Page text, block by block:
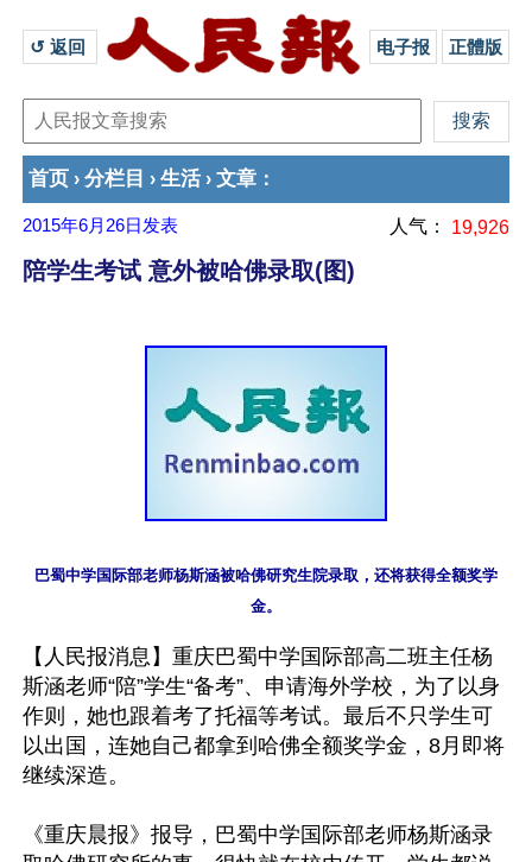
↺ 返回 电子报 正體版
首页 › 分栏目 › 生活 › 文章 ：
2015年6月26日 发表 人气： 19,926
陪学生考试 意外被哈佛录取(图)
巴蜀中学国际部老师杨斯涵被哈佛研究生院录取，还将获得全额奖学
【人民报消息】重庆巴蜀中学国际部高二班主任杨
斯涵老师“陪”学生“备考”、申请海外学校，为了以身
作则，她也跟着考了托福等考试。最后不只学生可
以出国，连她自己都拿到哈佛全额奖学金，8月即将
继续深造。
《重庆晨报》报导，巴蜀中学国际部老师杨斯涵录